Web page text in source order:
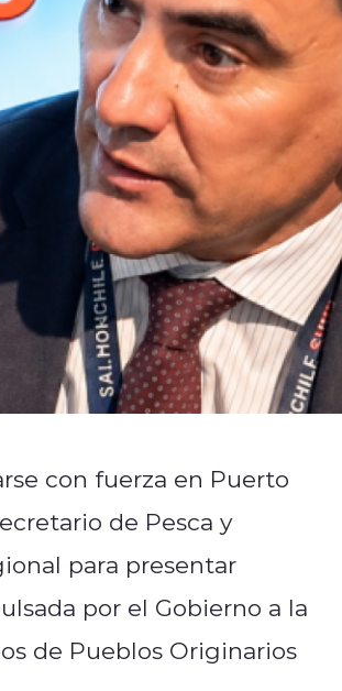
con fuerza en Puerto
de Pesca y
para presentar
por el Gobierno a la
de Pueblos Originarios